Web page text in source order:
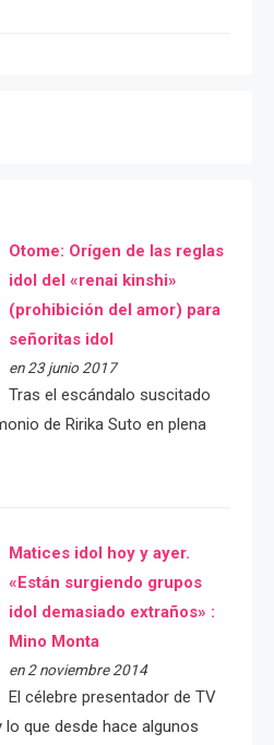
Otome: Orígen de las reglas
idol del «renai kinshi»
(prohibición del amor) para
señoritas idol
en 23 junio 2017
Tras el escándalo suscitado
de Ririka Suto en plena
Matices idol hoy y ayer.
«Están surgiendo grupos
idol demasiado extraños» :
Mino Monta
en 2 noviembre 2014
El célebre presentador de TV
que desde hace algunos